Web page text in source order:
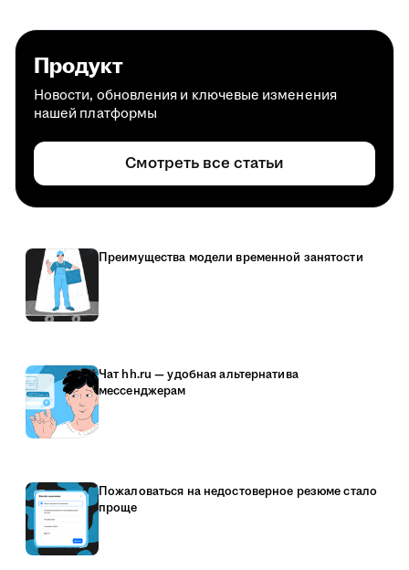
Продукт
Новости, обновления и ключевые изменения
нашей платформы
Смотреть все статьи
Преимущества модели временной занятости
Чат hh.ru — удобная альтернатива
мессенджерам
Пожаловаться на недостоверное резюме стало
проще